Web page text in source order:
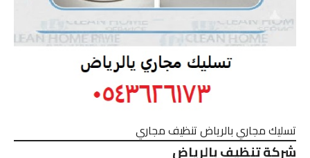
تسليك مجاري بالرياض تنظيف مجاري
شركة تنظيف بالرياض